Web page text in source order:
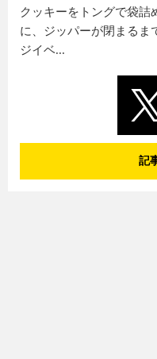
クッキーをトングで袋詰
に、ジッパーが閉まるま
ジイベ...
記